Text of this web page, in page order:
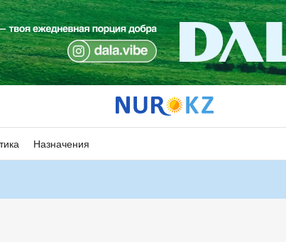
Назначения